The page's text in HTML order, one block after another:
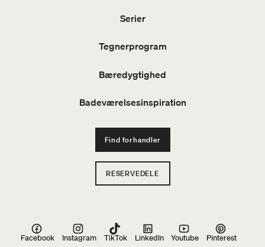
Serier
Tegnerprogram
Bæredygtighed
Badeværelsesinspiration
Find forhandler
RESERVEDELE
Facebook Instagram TikTok LinkedIn Youtube Pinterest